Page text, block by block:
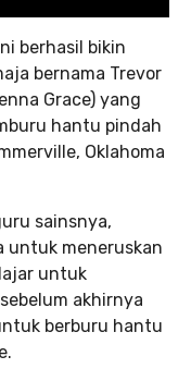
berhasil bikin
bernama Trevor
Grace) yang
hantu pindah
Oklahoma
sainsnya,
untuk meneruskan
untuk
akhirnya
berburu hantu